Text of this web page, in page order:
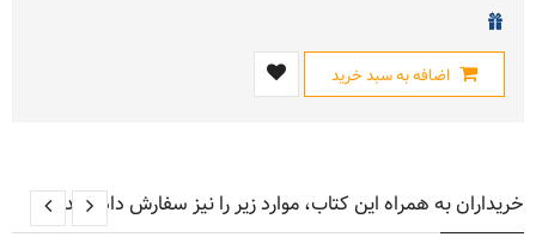
اضافه به سبد خرید
خریداران به همراه این کتاب، موارد زیر را نیز سفارش داده اند